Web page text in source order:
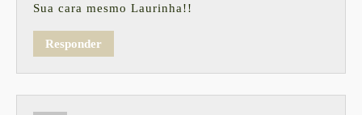
Sua cara mesmo Laurinha!!
Responder